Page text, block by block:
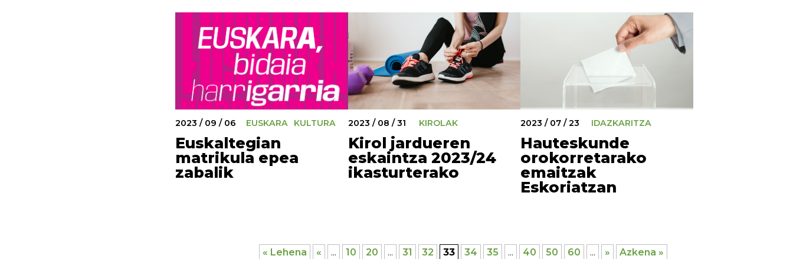
2023 / 09 / 06 EUSKARA KULTURA
Euskaltegian
matrikula epea
zabalik
2023 / 08 / 31 KIROLAK
Kirol jardueren
eskaintza 2023/24
ikasturterako
2023 / 07 / 23 IDAZKARITZA
Hauteskunde
orokorretarako
emaitzak
Eskoriatzan
« Lehena « ... 10 20 ... 31 32 33 34 35 ... 40 50 60 ... » Azkena »